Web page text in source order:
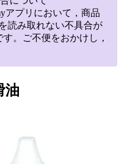
アプリにおいて，商品
読み取れない不具合が
。ご不便をおかけし，
油